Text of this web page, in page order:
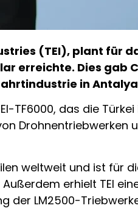
(TEI), plant für
erreichte. Dies gab
in
TF6000, das die Türkei
Drohnentriebwerken
weltweit und ist für
erhielt TEI
LM2500-